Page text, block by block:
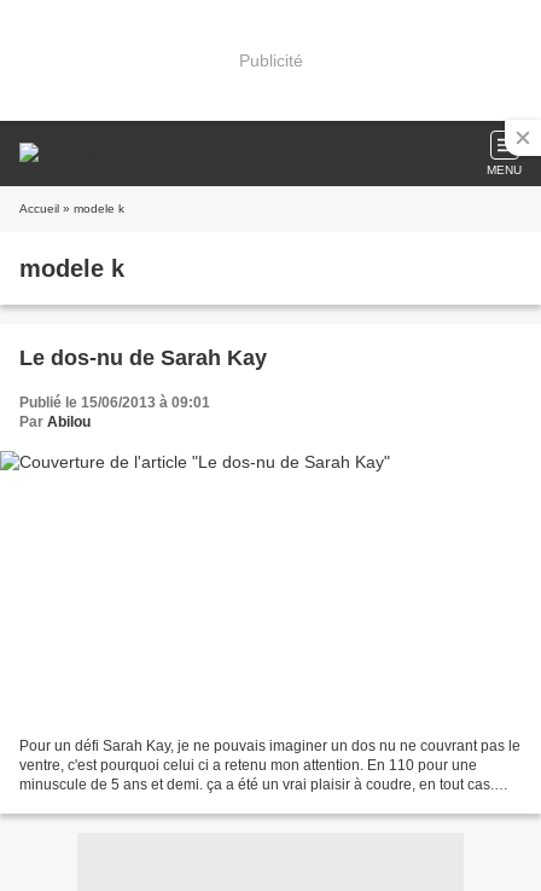
Publicité
MENU
Accueil » modele k
modele k
Le dos-nu de Sarah Kay
Publié le 15/06/2013 à 09:01
Par Abilou
Pour un défi Sarah Kay, je ne pouvais imaginer un dos nu ne couvrant pas le
ventre, c'est pourquoi celui ci a retenu mon attention. En 110 pour une
minuscule de 5 ans et demi. ça a été un vrai plaisir à coudre, en tout cas.